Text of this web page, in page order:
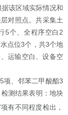
该区域实际情况和
对照点。共采集土
5个、全程序空白2
点位3个，共3个地
运输空白、设备空
项、邻苯二甲酸酯3
检测结果表明： 地块
项有不同程度检出，